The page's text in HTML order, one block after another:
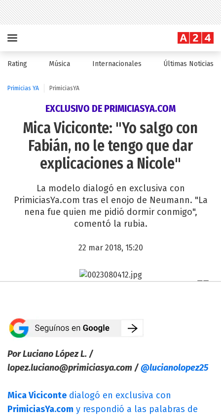
Rating Música Internacionales Últimas Noticias
Primicias YA PrimiciasYA
EXCLUSIVO DE PRIMICIASYA.COM
Mica Viciconte: "Yo salgo con
Fabián, no le tengo que dar
explicaciones a Nicole"
La modelo dialogó en exclusiva con
PrimiciasYa.com tras el enojo de Neumann. "La
nena fue quien me pidió dormir conmigo",
comentó la rubia.
22 mar 2018, 15:20
Por Luciano López L. /
lopez.luciano@primiciasya.com /@lucianolopez25
Mica Viciconte dialogó en exclusiva con
PrimiciasYa.com y respondió a las palabras de